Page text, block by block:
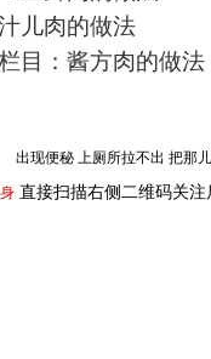
儿肉的做法
目：酱方肉的做法
出现便秘 上厕所拉不出 把那
直接扫描右侧二维码关注